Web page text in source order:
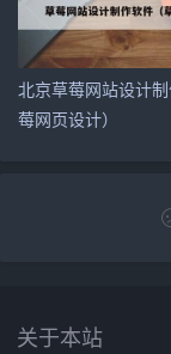
北京草莓网站设计
莓网页设计）
关于本站